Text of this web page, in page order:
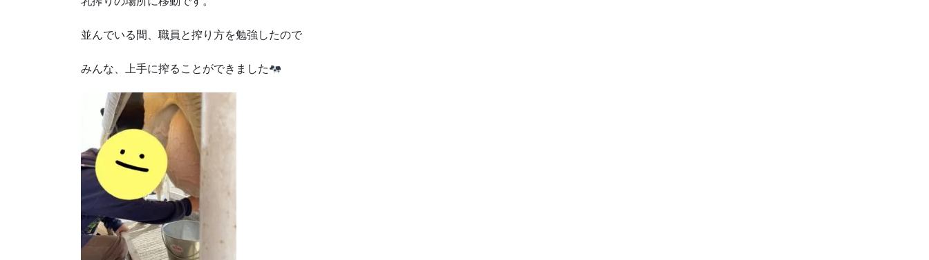
並んでいる間、職員と搾り方を勉強したので
みんな、上手に搾ることができました